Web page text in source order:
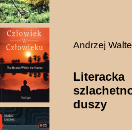
Andrzej
Literacka
duszy